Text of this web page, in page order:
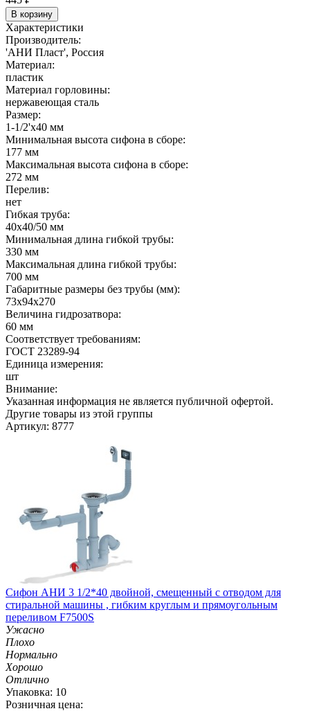
В корзину
Характеристики
Производитель:
'АНИ Пласт', Россия
Материал:
пластик
Материал горловины:
нержавеющая сталь
Размер:
1-1/2'х40 мм
Минимальная высота сифона в сборе:
177 мм
Максимальная высота сифона в сборе:
272 мм
Перелив:
нет
Гибкая труба:
40х40/50 мм
Минимальная длина гибкой трубы:
330 мм
Максимальная длина гибкой трубы:
700 мм
Габаритные размеры без трубы (мм):
73х94х270
Величина гидрозатвора:
60 мм
Соответствует требованиям:
ГОСТ 23289-94
Единица измерения:
шт
Внимание:
Указанная информация не является публичной офертой.
Другие товары из этой группы
Артикул: 8777
Cифон АНИ 3 1/2*40 двойной, смещенный с отводом для
стиральной машины , гибким круглым и прямоугольным
переливом F7500S
Ужасно
Плохо
Нормально
Хорошо
Отлично
Упаковка: 10
Розничная цена: